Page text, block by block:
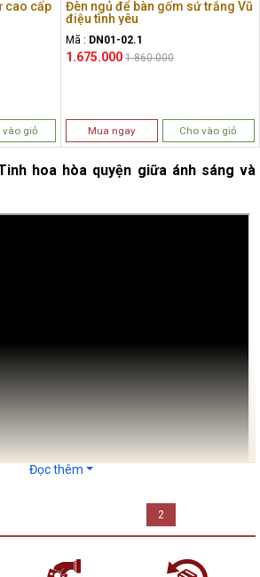
cao cấp
vào giỏ
Đèn ngủ để bàn gốm sứ trắng Vũ
điệu tình yêu
Mã : DN01-02.1
1.675.000 1.860.000
Mua ngay Cho vào giỏ
hoa hòa quyện giữa ánh sáng và
riêng. Ánh sáng mặt trời khởi nguồn
Đọc thêm
2